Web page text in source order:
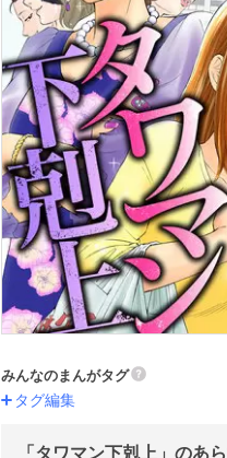
みんなのまんがタグ
タグ編集
「タワマン下剋上」のあ